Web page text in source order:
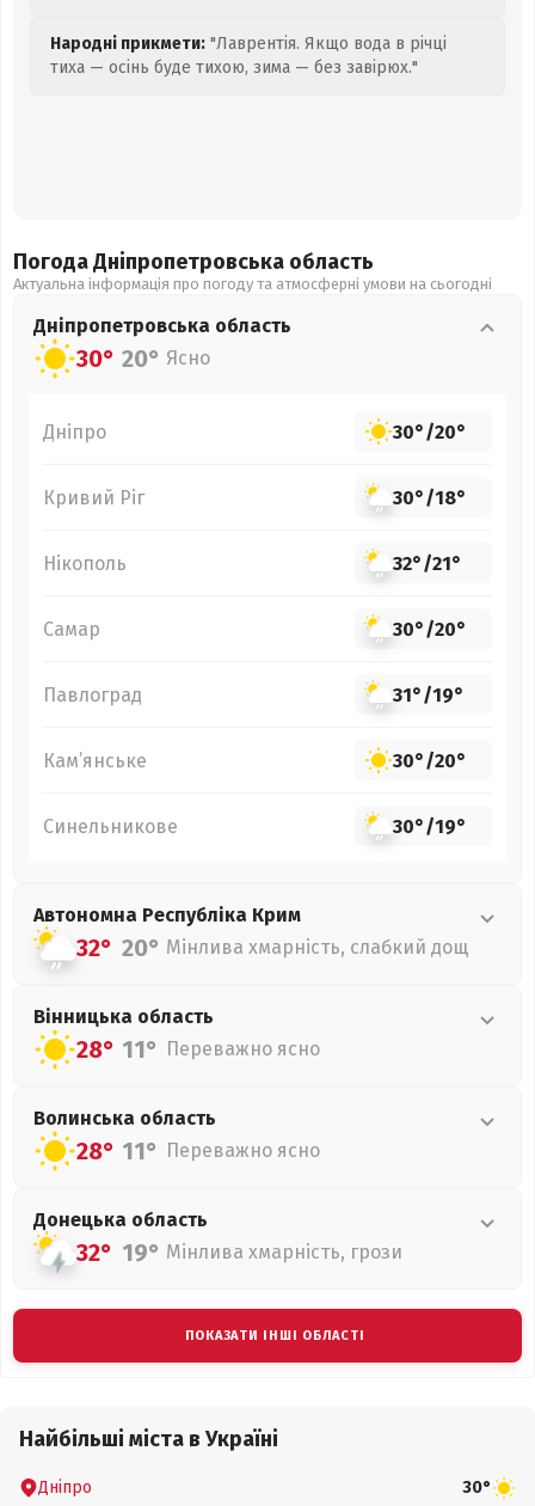
Народні прикмети: "Лаврентія. Якщо вода в річці
тиха — осінь буде тихою, зима — без завірюх."
Погода Дніпропетровська область
Актуальна інформація про погоду та атмосферні умови на сьогодні
Дніпропетровська область
30° 20° Ясно
Дніпро 30°/20°
Кривий Ріг 30°/18°
Нікополь 32°/21°
Самар 30°/20°
Павлоград 31°/19°
Кам’янське 30°/20°
Синельникове 30°/19°
Автономна Республіка Крим
32° 20° Мінлива хмарність, слабкий дощ
Вінницька область
28° 11° Переважно ясно
Волинська область
28° 11° Переважно ясно
Донецька область
32° 19° Мінлива хмарність, грози
ПОКАЗАТИ ІНШІ ОБЛАСТІ
Найбільші міста в Україні
Дніпро 30°